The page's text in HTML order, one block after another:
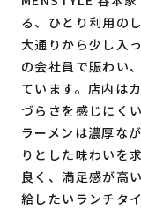
る、ひとり利用の
大通りから少し入
の会社員で賑わい
ています。店内は
づらさを感じにく
ラーメンは濃厚な
りとした味わいを
良く、満足感が高
給したいランチタ